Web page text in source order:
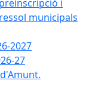
i
municipals
2027
27